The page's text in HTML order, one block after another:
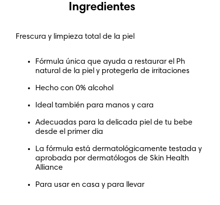
Ingredientes
Frescura y limpieza total de la piel
Fórmula única que ayuda a restaurar el Ph
natural de la piel y protegerla de irritaciones
Hecho con 0% alcohol
Ideal también para manos y cara
Adecuadas para la delicada piel de tu bebe
desde el primer dia
La fórmula está dermatológicamente testada y
aprobada por dermatólogos de Skin Health
Alliance
Para usar en casa y para llevar